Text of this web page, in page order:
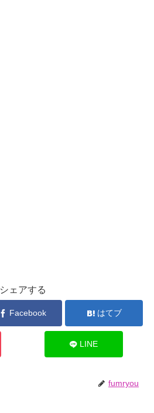
シェアする
Facebook はてブ
LINE
fumryou